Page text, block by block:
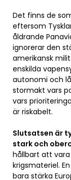
Det finns de
eftersom
åldrande
ignorerar den
amerikansk
enskilda
autonomi och
stormakt vars
vars
är riskabelt.
Slutsatsen är
stark och
hållbart att vara
krigsmateriel.
bara stärka